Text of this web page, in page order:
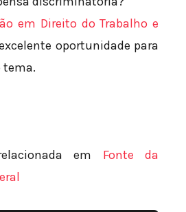
em Direito do Trabalho e
oportunidade para
tema.
em Fonte da